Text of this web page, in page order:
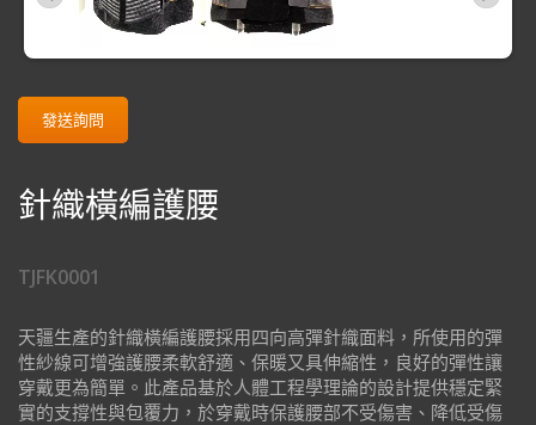
發送詢問
針織橫編護腰
TJFK0001
天疆生產的針織橫編護腰採用四向高彈針織面料，所使用的彈
性紗線可增強護腰柔軟舒適、保暖又具伸縮性，良好的彈性讓
穿戴更為簡單。此產品基於人體工程學理論的設計提供穩定緊
實的支撐性與包覆力，於穿戴時保護腰部不受傷害、降低受傷